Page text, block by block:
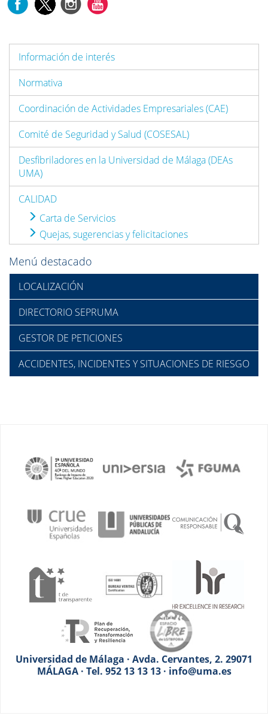
Información de interés
Normativa
Coordinación de Actividades Empresariales (CAE)
Comité de Seguridad y Salud (COSESAL)
Desfibriladores en la Universidad de Málaga (DEAs
UMA)
CALIDAD
Carta de Servicios
Quejas, sugerencias y felicitaciones
Menú destacado
LOCALIZACIÓN
DIRECTORIO SEPRUMA
GESTOR DE PETICIONES
ACCIDENTES, INCIDENTES Y SITUACIONES DE RIESGO
Universidad de Málaga · Avda. Cervantes, 2. 29071
MÁLAGA · Tel. 952 13 13 13 · info@uma.es